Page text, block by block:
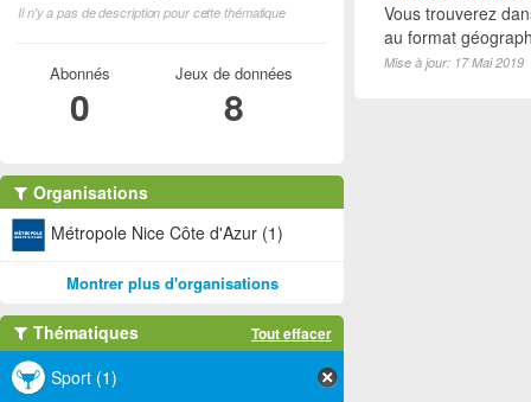
Vous trouverez
au format
Mise à jour: 17 Mai 2019
Il n'y a pas de description pour cette thématique
Abonnés
0
Jeux de données
8
Organisations
Métropole Nice Côte d'Azur (1)
Montrer plus d'organisations
Thématiques Tout effacer
Sport (1)